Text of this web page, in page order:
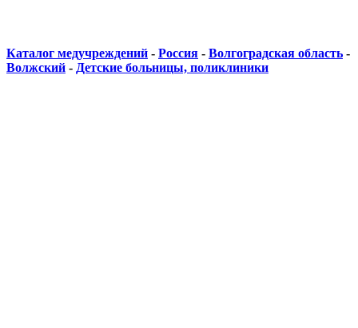
Каталог медучреждений - Россия - Волгоградская область -
Волжский - Детские больницы, поликлиники